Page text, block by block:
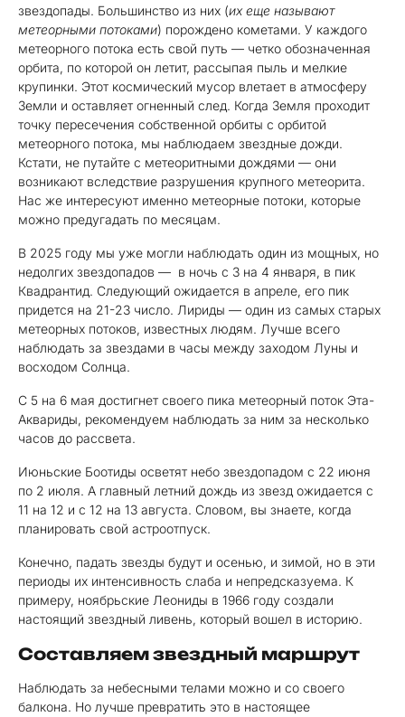
звездопады. Большинство из них (их еще называют
метеорными потоками) порождено кометами. У каждого
метеорного потока есть свой путь — четко обозначенная
орбита, по которой он летит, рассыпая пыль и мелкие
крупинки. Этот космический мусор влетает в атмосферу
Земли и оставляет огненный след. Когда Земля проходит
точку пересечения собственной орбиты с орбитой
метеорного потока, мы наблюдаем звездные дожди.
Кстати, не путайте с метеоритными дождями — они
возникают вследствие разрушения крупного метеорита.
Нас же интересуют именно метеорные потоки, которые
можно предугадать по месяцам.
В 2025 году мы уже могли наблюдать один из мощных, но
недолгих звездопадов — в ночь с 3 на 4 января, в пик
Квадрантид. Следующий ожидается в апреле, его пик
придется на 21-23 число. Лириды — один из самых старых
метеорных потоков, известных людям. Лучше всего
наблюдать за звездами в часы между заходом Луны и
восходом Солнца.
С 5 на 6 мая достигнет своего пика метеорный поток Эта-
Аквариды, рекомендуем наблюдать за ним за несколько
часов до рассвета.
Июньские Боотиды осветят небо звездопадом с 22 июня
по 2 июля. А главный летний дождь из звезд ожидается с
11 на 12 и с 12 на 13 августа. Словом, вы знаете, когда
планировать свой астроотпуск.
Конечно, падать звезды будут и осенью, и зимой, но в эти
периоды их интенсивность слаба и непредсказуема. К
примеру, ноябрьские Леониды в 1966 году создали
настоящий звездный ливень, который вошел в историю.
Составляем звездный маршрут
Наблюдать за небесными телами можно и со своего
балкона. Но лучше превратить это в настоящее